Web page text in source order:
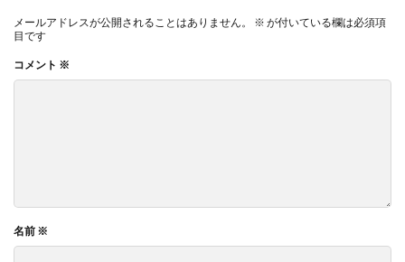
メールアドレスが公開されることはありません。 ※ が付いている欄は必須項
目です
コメント ※
名前 ※